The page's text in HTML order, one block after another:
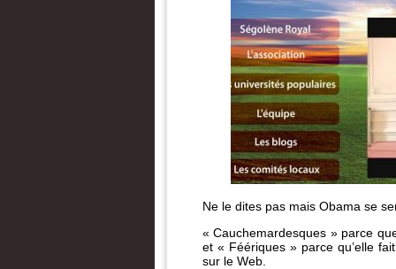
Ne le dites pas mais Obama se
« Cauchemardesques » parce
et « Féériques » parce qu’elle
sur le Web.